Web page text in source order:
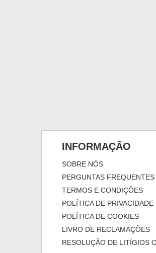
INFORMAÇÃO
SOBRE NÓS
PERGUNTAS FREQUENTES
TERMOS E CONDIÇÕES
POLÍTICA DE PRIVACIDADE
POLÍTICA DE COOKIES
LIVRO DE RECLAMAÇÕES
RESOLUÇÃO DE LITÍGIOS